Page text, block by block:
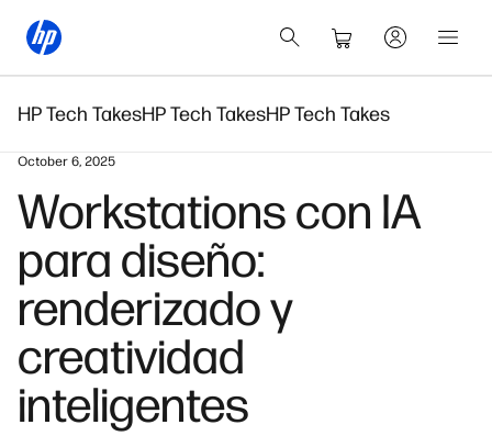
HP Tech TakesHP Tech TakesHP Tech Takes
October 6, 2025
Workstations con IA
para diseño:
renderizado y
creatividad
inteligentes